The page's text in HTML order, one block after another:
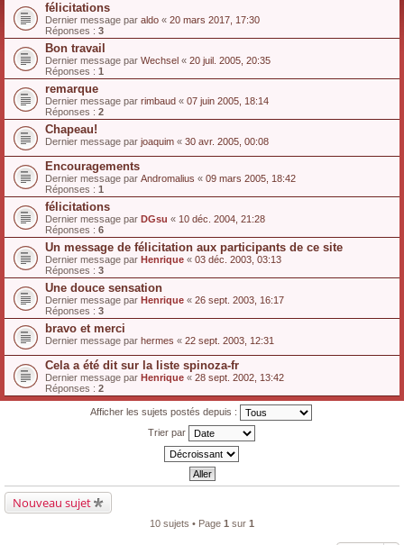
félicitations
Dernier message par aldo « 20 mars 2017, 17:30
Réponses : 3
Bon travail
Dernier message par Wechsel « 20 juil. 2005, 20:35
Réponses : 1
remarque
Dernier message par rimbaud « 07 juin 2005, 18:14
Réponses : 2
Chapeau!
Dernier message par joaquim « 30 avr. 2005, 00:08
Encouragements
Dernier message par Andromalius « 09 mars 2005, 18:42
Réponses : 1
félicitations
Dernier message par DGsu « 10 déc. 2004, 21:28
Réponses : 6
Un message de félicitation aux participants de ce site
Dernier message par Henrique « 03 déc. 2003, 03:13
Réponses : 3
Une douce sensation
Dernier message par Henrique « 26 sept. 2003, 16:17
Réponses : 3
bravo et merci
Dernier message par hermes « 22 sept. 2003, 12:31
Cela a été dit sur la liste spinoza-fr
Dernier message par Henrique « 28 sept. 2002, 13:42
Réponses : 2
Afficher les sujets postés depuis :
Trier par
Nouveau sujet
10 sujets • Page 1 sur 1